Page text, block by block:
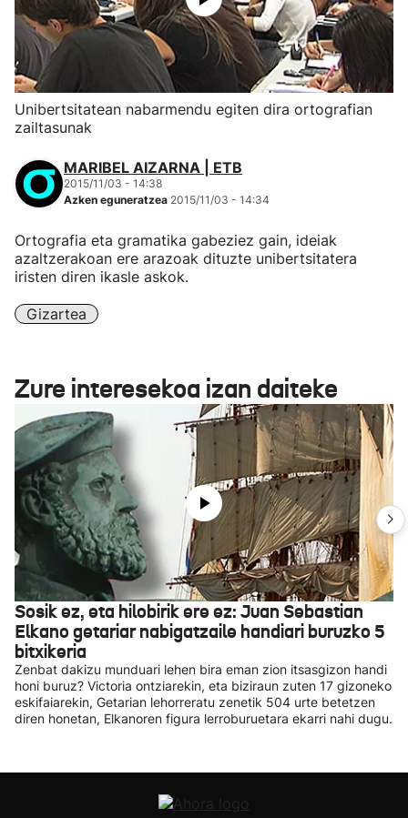
Unibertsitatean nabarmendu egiten dira ortografian
zailtasunak
MARIBEL AIZARNA | ETB
2015/11/03 - 14:38
Azken eguneratzea 2015/11/03 - 14:34
Ortografia eta gramatika gabeziez gain, ideiak
azaltzerakoan ere arazoak dituzte unibertsitatera
iristen diren ikasle askok.
Gizartea
Zure interesekoa izan daiteke
Sosik ez, eta hilobirik ere ez: Juan Sebastian
Elkano getariar nabigatzaile handiari buruzko 5
bitxikeria
Zenbat dakizu munduari lehen bira eman zion itsasgizon handi
honi buruz? Victoria ontziarekin, eta biziraun zuten 17 gizoneko
eskifaiarekin, Getarian lehorreratu zenetik 504 urte betetzen
diren honetan, Elkanoren figura lerroburuetara ekarri nahi dugu.